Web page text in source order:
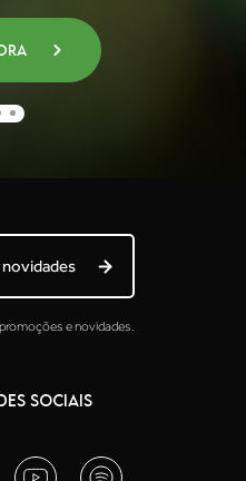
e novidades.
SOCIAIS